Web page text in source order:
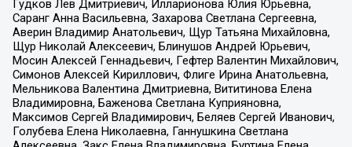
Гудков Лев Дмитриевич, Илларионова Юлия Юрьевна,
Саранг Анна Васильевна, Захарова Светлана Сергеевна,
Аверин Владимир Анатольевич, Щур Татьяна Михайловна,
Щур Николай Алексеевич, Блинушов Андрей Юрьевич,
Мосин Алексей Геннадьевич, Гефтер Валентин Михайлович,
Симонов Алексей Кириллович, Флиге Ирина Анатольевна,
Мельникова Валентина Дмитриевна, Вититинова Елена
Владимировна, Баженова Светлана Куприяновна,
Максимов Сергей Владимирович, Беляев Сергей Иванович,
Голубева Елена Николаевна, Ганнушкина Светлана